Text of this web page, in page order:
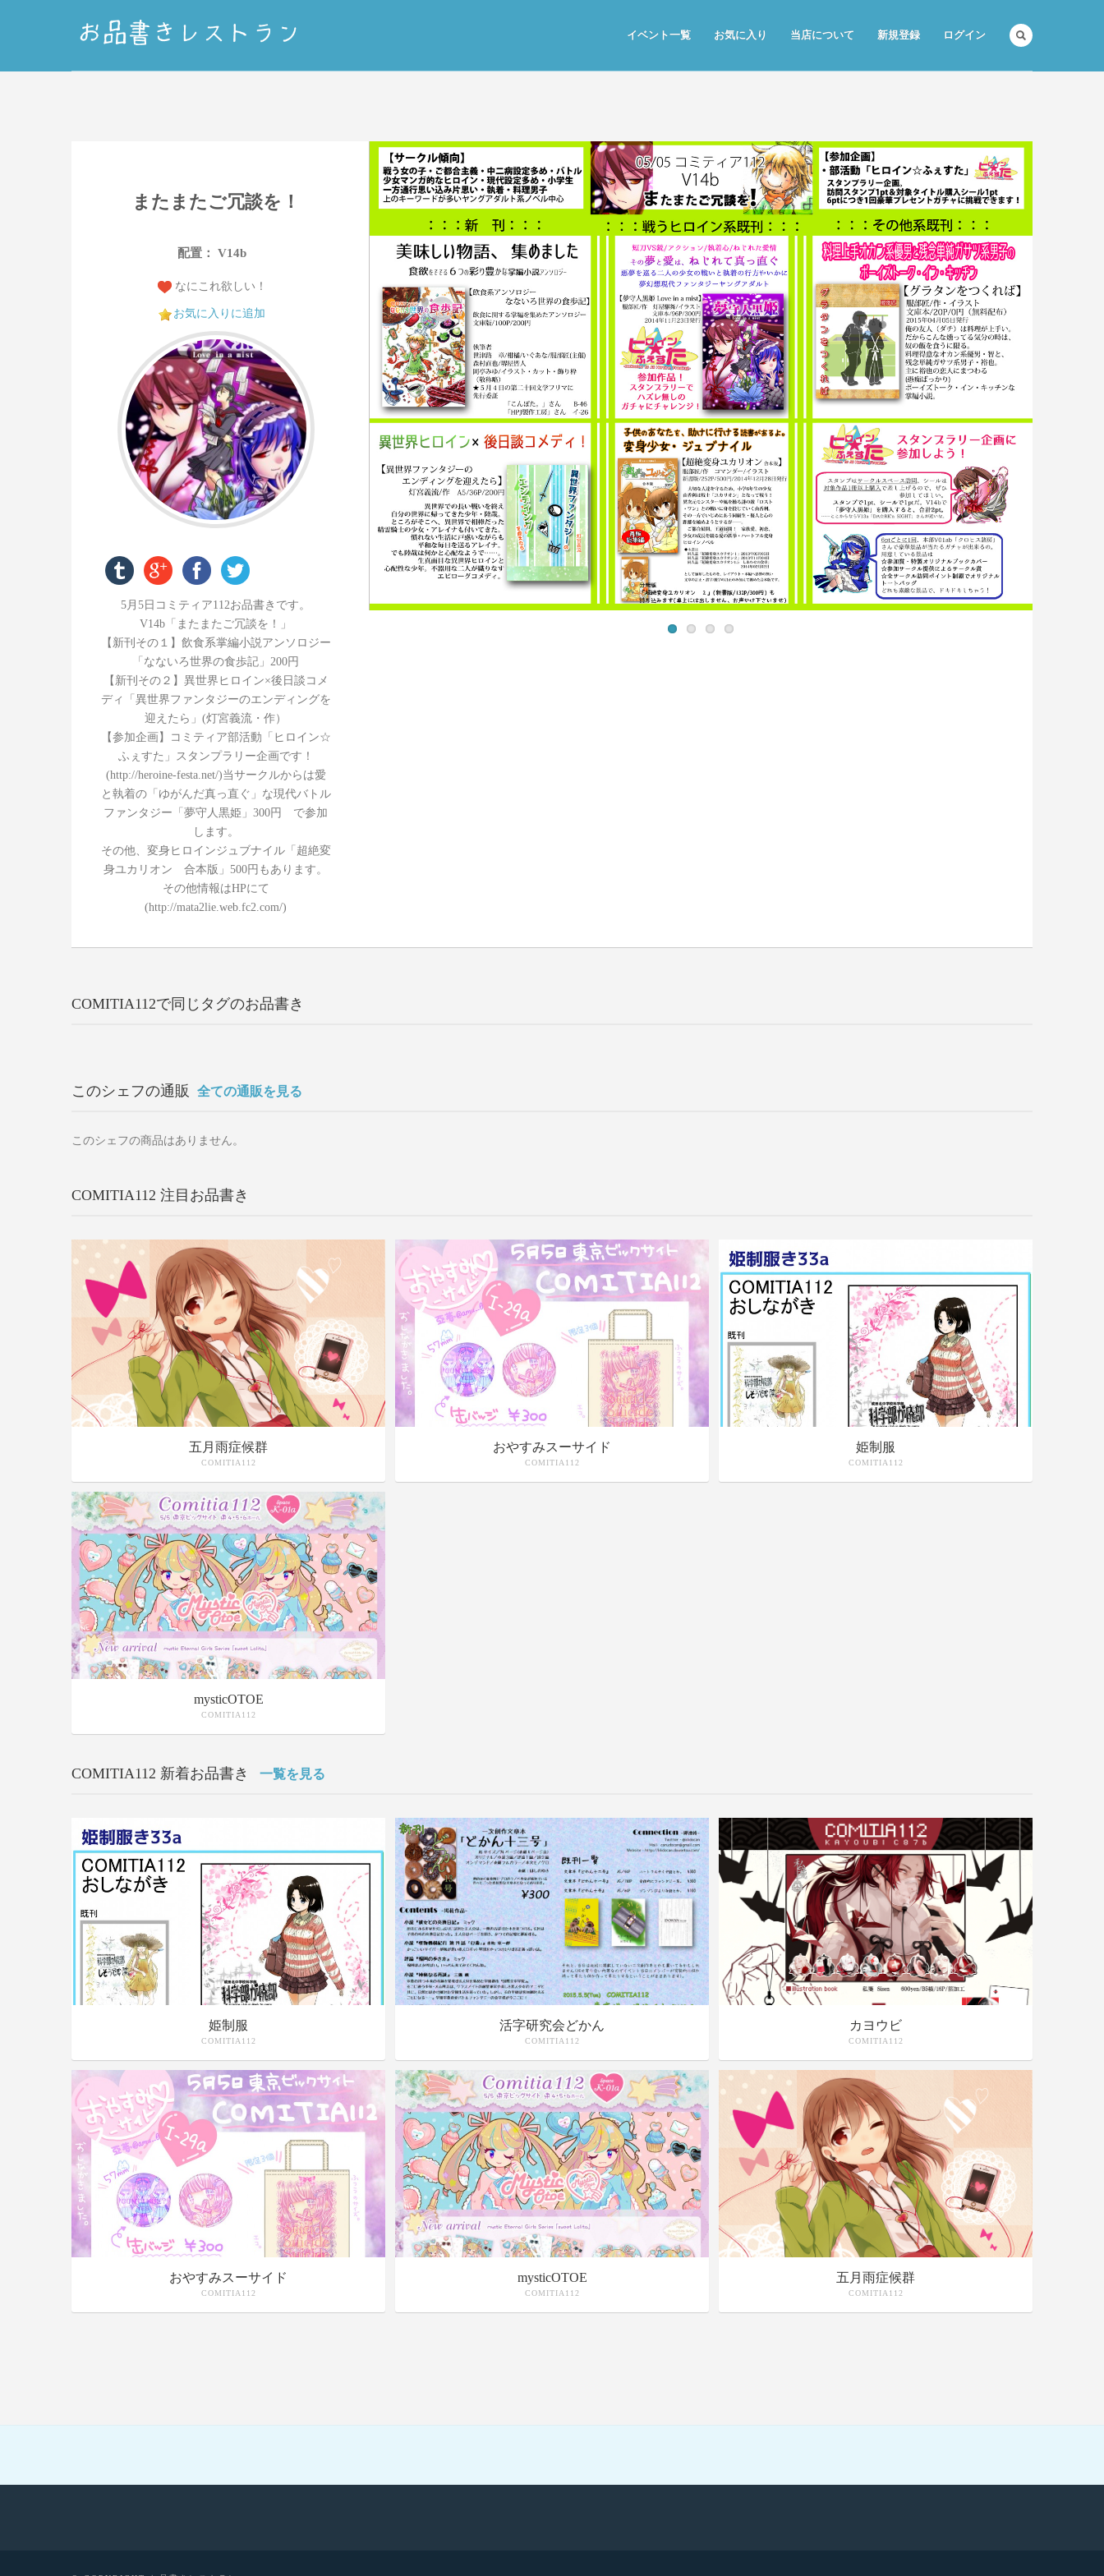
イベント一覧 お気に入り 当店について 新規登録 ログイン
またまたご冗談を！
配置： V14b
なにこれ欲しい！
お気に入りに追加
服部匠
5月5日コミティア112お品書きです。
V14b「またまたご冗談を！」
【新刊その１】飲食系掌編小説アンソロジー
「なないろ世界の食歩記」200円
【新刊その２】異世界ヒロイン×後日談コメ
ディ「異世界ファンタジーのエンディングを
迎えたら」(灯宮義流・作）
【参加企画】コミティア部活動「ヒロイン☆
ふぇすた」スタンプラリー企画です！
(http://heroine-festa.net/)当サークルからは愛
と執着の「ゆがんだ真っ直ぐ」な現代バトル
ファンタジー「夢守人黒姫」300円 で参加
します。
その他、変身ヒロインジュブナイル「超絶変
身ユカリオン 合本版」500円もあります。
その他情報はHPにて
(http://mata2lie.web.fc2.com/)
COMITIA112で同じタグのお品書き
このシェフの通販 全ての通販を見る
このシェフの商品はありません。
COMITIA112 注目お品書き
五月雨症候群
COMITIA112
おやすみスーサイド
COMITIA112
姫制服
COMITIA112
mysticOTOE
COMITIA112
COMITIA112 新着お品書き 一覧を見る
姫制服
COMITIA112
活字研究会どかん
COMITIA112
カヨウビ
COMITIA112
おやすみスーサイド
COMITIA112
mysticOTOE
COMITIA112
五月雨症候群
COMITIA112